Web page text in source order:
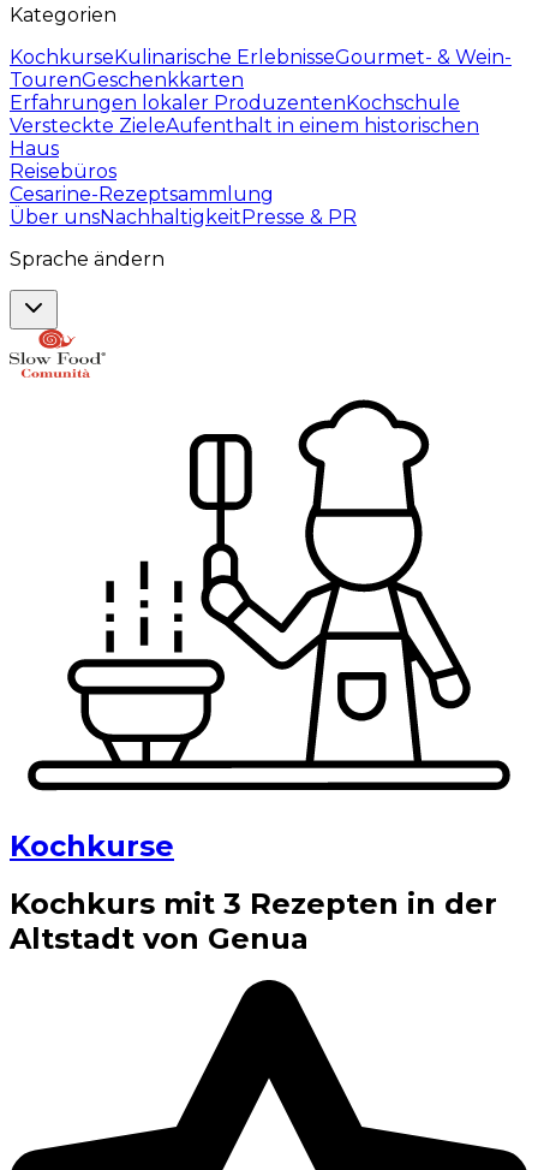
Kategorien
KochkurseKulinarische ErlebnisseGourmet- & Wein-
TourenGeschenkkarten
Erfahrungen lokaler ProduzentenKochschule
Versteckte ZieleAufenthalt in einem historischen
Haus
Reisebüros
Cesarine-Rezeptsammlung
Über unsNachhaltigkeitPresse & PR
Sprache ändern
Kochkurse
Kochkurs mit 3 Rezepten in der
Altstadt von Genua